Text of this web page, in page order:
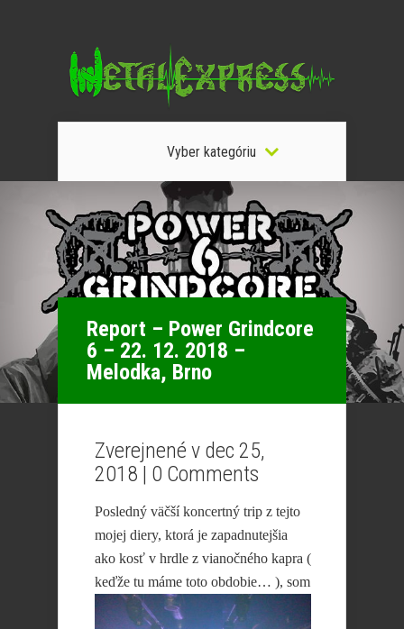
Vyber kategóriu
Report – Power Grindcore
6 – 22. 12. 2018 –
Melodka, Brno
Zverejnené v dec 25,
2018 | 0 Comments
Posledný väčší koncertný trip z tejto
mojej diery, ktorá je zapadnutejšia
ako kosť v hrdle z vianočného kapra (
keďže tu máme toto obdobie… ), som